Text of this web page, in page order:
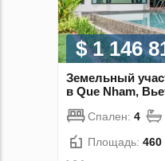
$ 1 146
Земельный
в Que Nham,
Спален: 4
Площадь: 460